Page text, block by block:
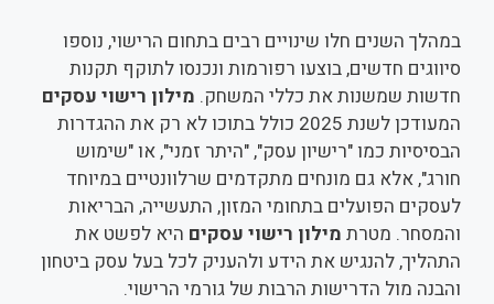
במהלך השנים חלו שינויים רבים בתחום הרישוי, נוספו
סיווגים חדשים, בוצעו רפורמות ונכנסו לתוקף תקנות
חדשות שמשנות את כללי המשחק. מילון רישוי עסקים
המעודכן לשנת 2025 כולל בתוכו לא רק את ההגדרות
הבסיסיות כמו "רישיון עסק", "היתר זמני", או "שימוש
חורג", אלא גם מונחים מתקדמים שרלוונטיים במיוחד
לעסקים הפועלים בתחומי המזון, התעשייה, הבריאות
והמסחר. מטרת מילון רישוי עסקים היא לפשט את
התהליך, להנגיש את הידע ולהעניק לכל בעל עסק ביטחון
והבנה מול הדרישות הרבות של גורמי הרישוי.